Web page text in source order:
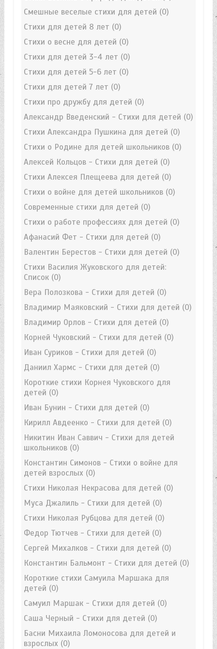
Смешные веселые стихи для детей (0)
Стихи для детей 8 лет (0)
Стихи о весне для детей (0)
Стихи для детей 3-4 лет (0)
Стихи для детей 5-6 лет (0)
Стихи для детей 7 лет (0)
Стихи про дружбу для детей (0)
Александр Введенский - Стихи для детей (0)
Стихи Александра Пушкина для детей (0)
Стихи о Родине для детей школьников(0)
Алексей Кольцов - Стихи для детей (0)
Стихи Алексея Плещеева для детей (0)
Стихи о войне для детей школьников(0)
Современные стихи для детей (0)
Стихи о работе профессиях для детей (0)
Афанасий Фет - Стихи для детей (0)
Валентин Берестов - Стихи для детей (0)
Стихи Василия Жуковского для детей:
Список(0)
Вера Полозкова - Стихи для детей (0)
Владимир Маяковский - Стихи для детей (0)
Владимир Орлов - Стихи для детей (0)
Корней Чуковский - Стихи для детей (0)
Иван Суриков - Стихи для детей (0)
Даниил Хармс - Стихи для детей (0)
Короткие стихи Корнея Чуковского для
детей (0)
Иван Бунин - Стихи для детей (0)
Кирилл Авдеенко - Стихи для детей (0)
Никитин Иван Саввич - Стихи для детей
школьников(0)
Константин Симонов - Стихи о войне для
детей взрослых (0)
Стихи Николая Некрасова для детей (0)
Муса Джалиль - Стихи для детей (0)
Стихи Николая Рубцова для детей (0)
Федор Тютчев - Стихи для детей (0)
Сергей Михалков - Стихи для детей (0)
Константин Бальмонт - Стихи для детей (0)
Короткие стихи Самуила Маршака для
детей (0)
Самуил Маршак - Стихи для детей (0)
Саша Черный - Стихи для детей (0)
Басни Михаила Ломоносова для детей и
взрослых (0)